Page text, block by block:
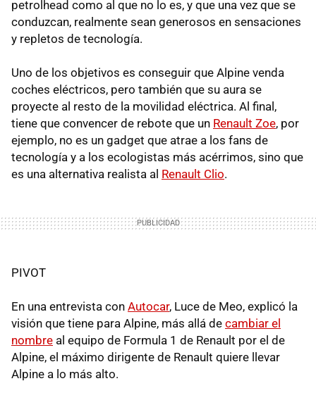
petrolhead como al que no lo es, y que una vez que se
conduzcan, realmente sean generosos en sensaciones
y repletos de tecnología.
Uno de los objetivos es conseguir que Alpine venda
coches eléctricos, pero también que su aura se
proyecte al resto de la movilidad eléctrica. Al final,
tiene que convencer de rebote que un Renault Zoe, por
ejemplo, no es un gadget que atrae a los fans de
tecnología y a los ecologistas más acérrimos, sino que
es una alternativa realista al Renault Clio.
PIVOT
En una entrevista con Autocar, Luce de Meo, explicó la
visión que tiene para Alpine, más allá de cambiar el
nombre al equipo de Formula 1 de Renault por el de
Alpine, el máximo dirigente de Renault quiere llevar
Alpine a lo más alto.